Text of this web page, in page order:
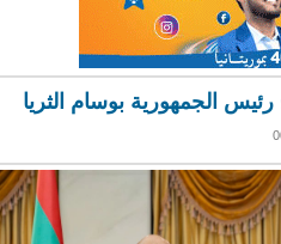
الجمهورية بوسام الثريا